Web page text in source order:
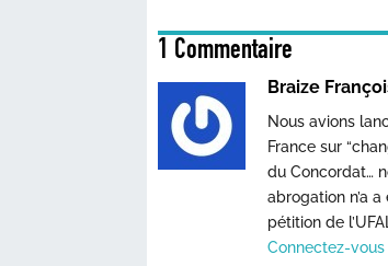
1 Commentaire
Braize
Nous avions
France sur
du Concordat…
abrogation n’a
pétition de
Connectez-